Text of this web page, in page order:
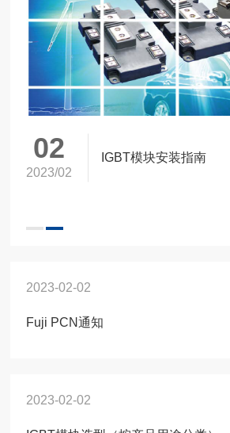
09 富士电机功率半导体综
02
2023/02
IGBT模块安装指南
2023-02-02
Fuji PCN通知
2023-02-02